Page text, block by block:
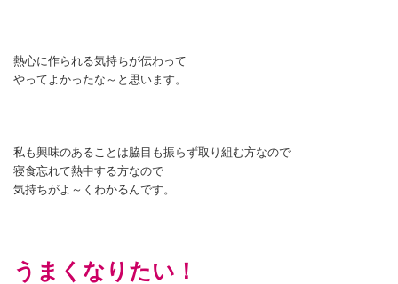
熱心に作られる気持ちが伝わって
やってよかったな～と思います。
私も興味のあることは脇目も振らず取り組む方なので
寝食忘れて熱中する方なので
気持ちがよ～くわかるんです。
うまくなりたい！